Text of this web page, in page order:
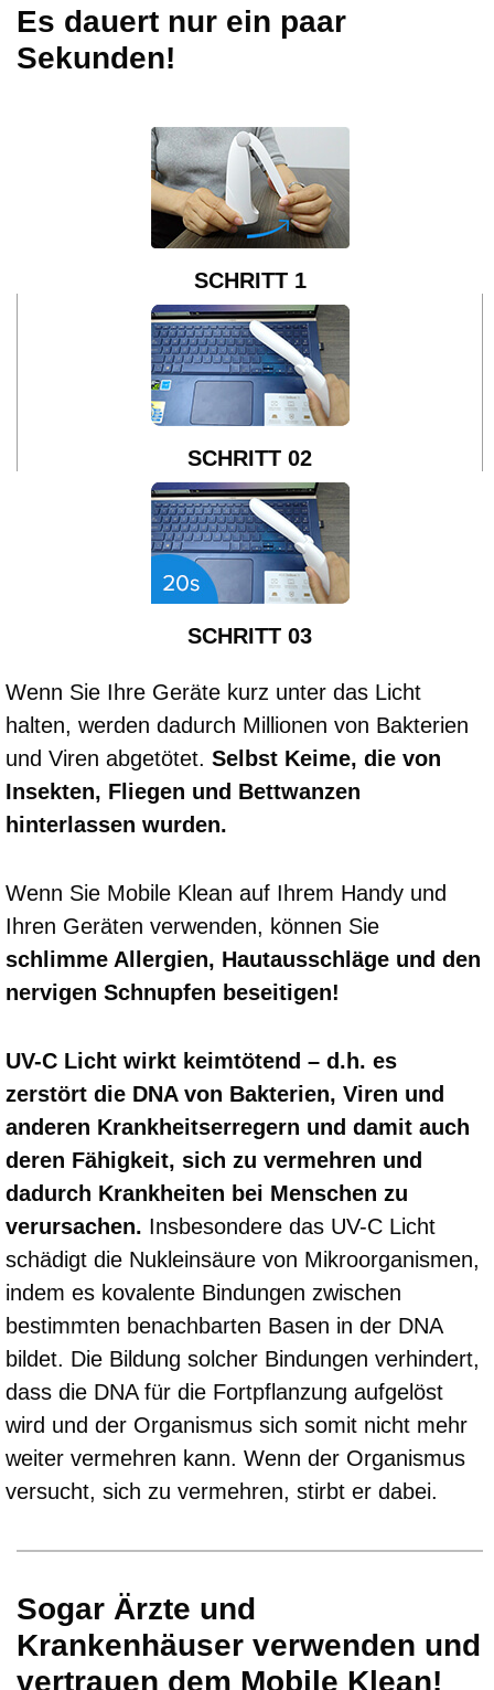
Es dauert nur ein paar
Sekunden!
SCHRITT 1
SCHRITT 02
SCHRITT 03
Wenn Sie Ihre Geräte kurz unter das Licht
halten, werden dadurch Millionen von Bakterien
und Viren abgetötet. Selbst Keime, die von
Insekten, Fliegen und Bettwanzen
hinterlassen wurden.
Wenn Sie Mobile Klean auf Ihrem Handy und
Ihren Geräten verwenden, können Sie
schlimme Allergien, Hautausschläge und den
nervigen Schnupfen beseitigen!
UV-C Licht wirkt keimtötend – d.h. es
zerstört die DNA von Bakterien, Viren und
anderen Krankheitserregern und damit auch
deren Fähigkeit, sich zu vermehren und
dadurch Krankheiten bei Menschen zu
verursachen. Insbesondere das UV-C Licht
schädigt die Nukleinsäure von Mikroorganismen,
indem es kovalente Bindungen zwischen
bestimmten benachbarten Basen in der DNA
bildet. Die Bildung solcher Bindungen verhindert,
dass die DNA für die Fortpflanzung aufgelöst
wird und der Organismus sich somit nicht mehr
weiter vermehren kann. Wenn der Organismus
versucht, sich zu vermehren, stirbt er dabei.
Sogar Ärzte und
Krankenhäuser verwenden und
vertrauen dem Mobile Klean!